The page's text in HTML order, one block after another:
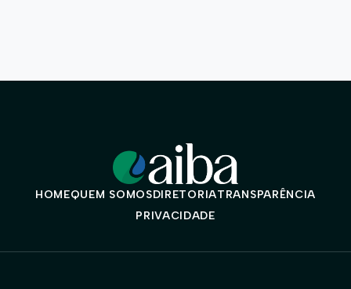
HOMEQUEM SOMOSDIRETORIATRANSPARÊNCIA
PRIVACIDADE